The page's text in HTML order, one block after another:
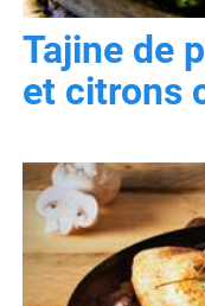
Tajine de
et citrons